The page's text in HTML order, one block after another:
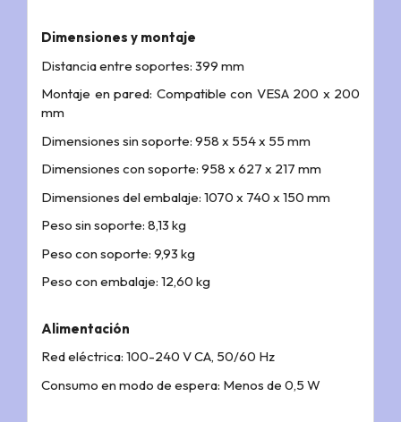
Dimensiones y montaje
Distancia entre soportes: 399 mm
Montaje en pared: Compatible con VESA 200 x 200
mm
Dimensiones sin soporte: 958 x 554 x 55 mm
Dimensiones con soporte: 958 x 627 x 217 mm
Dimensiones del embalaje: 1070 x 740 x 150 mm
Peso sin soporte: 8,13 kg
Peso con soporte: 9,93 kg
Peso con embalaje: 12,60 kg
Alimentación
Red eléctrica: 100-240 V CA, 50/60 Hz
Consumo en modo de espera: Menos de 0,5 W